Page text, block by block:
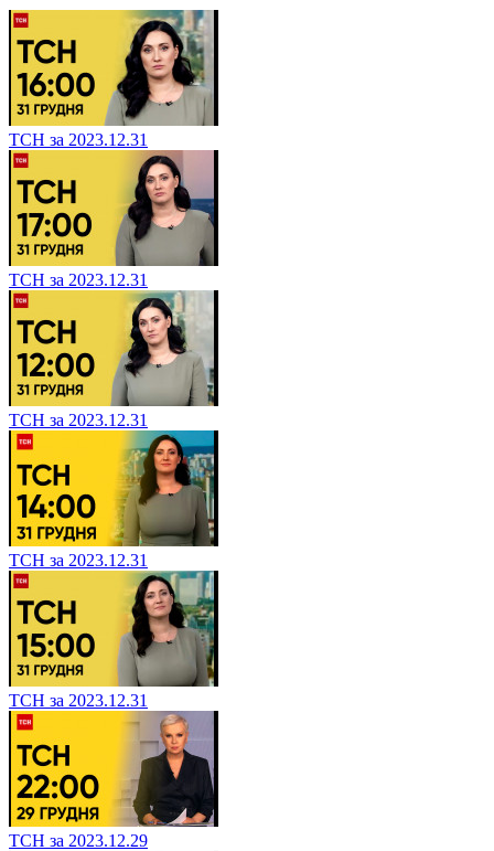
ТСН за 2023.12.31
ТСН за 2023.12.31
ТСН за 2023.12.31
ТСН за 2023.12.31
ТСН за 2023.12.31
ТСН за 2023.12.29